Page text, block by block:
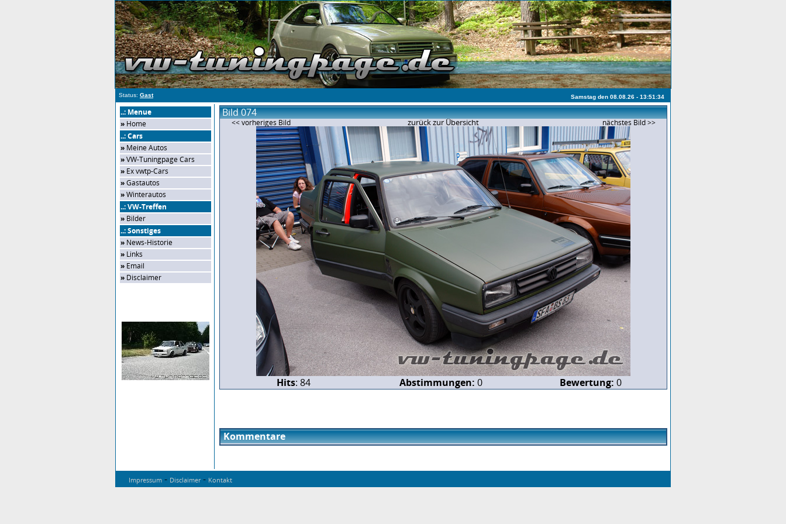
Status: Gast Samstag den 08.08.26 - 13:51:34
..: Menue
» Home
..: Cars
» Meine Autos
»VW-Tuningpage Cars
» Ex vwtp-Cars
»Gastautos
»Winterautos
..: VW-Treffen
» Bilder
..: Sonstiges
» News-Historie
» Links
» Email
» Disclaimer
Bild 074
<< vorheriges Bild zurück zur Übersicht nächstes Bild >>
Hits: 84 Abstimmungen: 0 Bewertung: 0
Kommentare
Impressum - Disclaimer- Kontakt